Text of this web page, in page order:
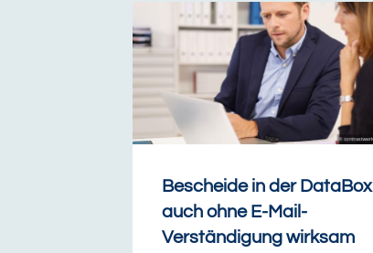
Bescheide in der DataBox
auch ohne E-Mail-
Verständigung wirksam